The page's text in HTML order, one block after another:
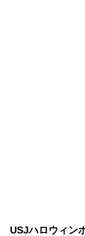
USJハロウィン